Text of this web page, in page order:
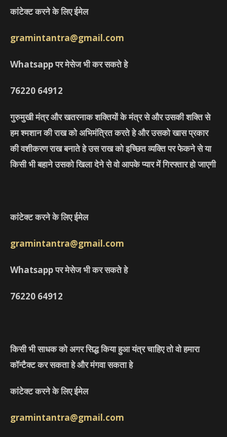
कांटेक्ट करने के लिए ईमेल
gramintantra@gmail.com
Whatsapp पर मेसेज भी कर सकते हे
76220 64912
गुरुमुखी मंत्र और खतरनाक शक्तियों के मंत्र से और उसकी शक्ति से
हम श्मशान की राख को अभिमंत्रित करते हे और उसको खास प्रकार
की वशीकरण राख बनाते हे उस राख को इच्छित व्यक्ति पर फेकने से या
किसी भी बहाने उसको खिला देने से वो आपके प्यार में गिरफ्तार हो जाएगी
कांटेक्ट करने के लिए ईमेल
gramintantra@gmail.com
Whatsapp पर मेसेज भी कर सकते हे
76220 64912
किसी भी साधक को अगर सिद्ध किया हुआ यंत्र चाहिए तो वो हमारा
कॉन्टैक्ट कर सकता हे और मंगवा सकता हे
कांटेक्ट करने के लिए ईमेल
gramintantra@gmail.com